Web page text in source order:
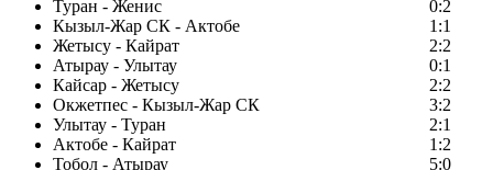
Туран - Женис
0:2
Кызыл-Жар СК - Актобе
1:1
Жетысу - Кайрат
2:2
Атырау - Улытау
0:1
Кайсар - Жетысу
2:2
Окжетпес - Кызыл-Жар СК
3:2
Улытау - Туран
2:1
Актобе - Кайрат
1:2
Тобол - Атырау
5:0